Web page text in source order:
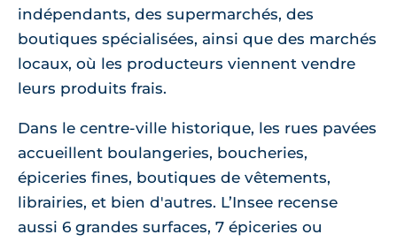
indépendants, des supermarchés, des
boutiques spécialisées, ainsi que des marchés
locaux, où les producteurs viennent vendre
leurs produits frais.
Dans le centre-ville historique, les rues pavées
accueillent boulangeries, boucheries,
épiceries fines, boutiques de vêtements,
librairies, et bien d'autres. L’Insee recense
aussi 6 grandes surfaces, 7 épiceries ou